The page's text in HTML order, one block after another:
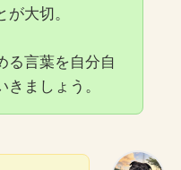
大切。
る言葉を自分自
ましょう。